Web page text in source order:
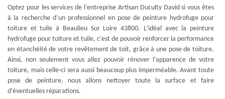
Optez pour les services de l’entreprise Artisan Duculty David si vous êtes
à la recherche d’un professionnel en pose de peinture hydrofuge pour
toiture et tuile à Beaulieu Sur Loire 43800. L’idéal avec la peinture
hydrofuge pour toiture et tuile, c’est de pouvoir renforcer la performance
en étanchéité de votre revêtement de toit, grâce à une pose de toiture.
Ainsi, non seulement vous allez pouvoir rénover l’apparence de votre
toiture, mais celle-ci sera aussi beaucoup plus imperméable. Avant toute
pose de peinture, nous allons nettoyer toute la surface et faire
d'éventuelles réparations.